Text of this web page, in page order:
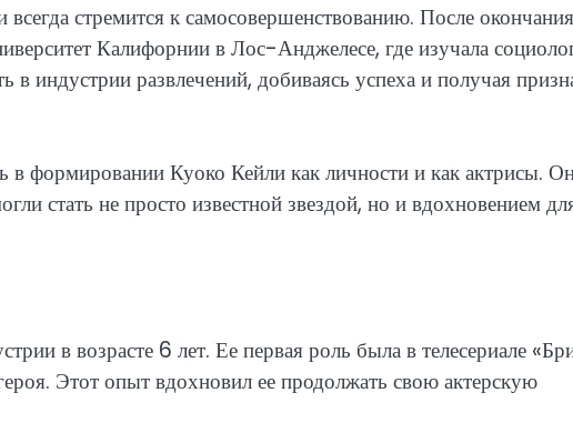
стремится к самосовершенствованию. После окончания
Калифорнии в Лос-Анджелесе, где изучала
в индустрии развлечений, добиваясь успеха и получая
в формировании Куоко Кейли как личности и как актрисы.
стать не просто известной звездой, но и вдохновением
в возрасте 6 лет. Ее первая роль была в телесериале
Этот опыт вдохновил ее продолжать свою актерскую